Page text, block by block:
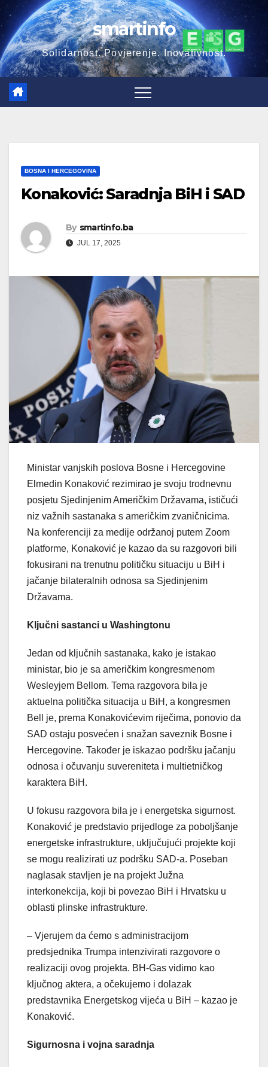
Skip
to
content
smartinfo
Solidarnost. Povjerenje. Inovativnost.
BOSNA I HERCEGOVINA
Konaković: Saradnja BiH i SAD
By smartinfo.ba
JUL 17, 2025
Ministar vanjskih poslova Bosne i Hercegovine
Elmedin Konaković rezimirao je svoju trodnevnu
posjetu Sjedinjenim Američkim Državama, ističući
niz važnih sastanaka s američkim zvaničnicima.
Na konferenciji za medije održanoj putem Zoom
platforme, Konaković je kazao da su razgovori bili
fokusirani na trenutnu političku situaciju u BiH i
jačanje bilateralnih odnosa sa Sjedinjenim
Državama.
Ključni sastanci u Washingtonu
Jedan od ključnih sastanaka, kako je istakao
ministar, bio je sa američkim kongresmenom
Wesleyjem Bellom. Tema razgovora bila je
aktuelna politička situacija u BiH, a kongresmen
Bell je, prema Konakovićevim riječima, ponovio da
SAD ostaju posvećen i snažan saveznik Bosne i
Hercegovine. Također je iskazao podršku jačanju
odnosa i očuvanju suvereniteta i multietničkog
karaktera BiH.
U fokusu razgovora bila je i energetska sigurnost.
Konaković je predstavio prijedloge za poboljšanje
energetske infrastrukture, uključujući projekte koji
se mogu realizirati uz podršku SAD-a. Poseban
naglasak stavljen je na projekt Južna
interkonekcija, koji bi povezao BiH i Hrvatsku u
oblasti plinske infrastrukture.
– Vjerujem da ćemo s administracijom
predsjednika Trumpa intenzivirati razgovore o
realizaciji ovog projekta. BH-Gas vidimo kao
ključnog aktera, a očekujemo i dolazak
predstavnika Energetskog vijeća u BiH – kazao je
Konaković.
Sigurnosna i vojna saradnja